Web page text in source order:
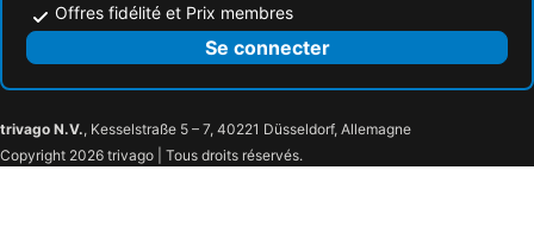
Offres fidélité et Prix membres
Se connecter
trivago N.V., Kesselstraße 5 – 7, 40221 Düsseldorf, Allemagne
Copyright 2026 trivago | Tous droits réservés.